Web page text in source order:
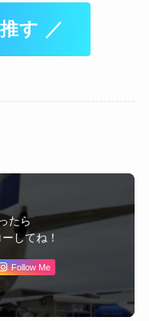
す ／
たら
してね！
Follow Me